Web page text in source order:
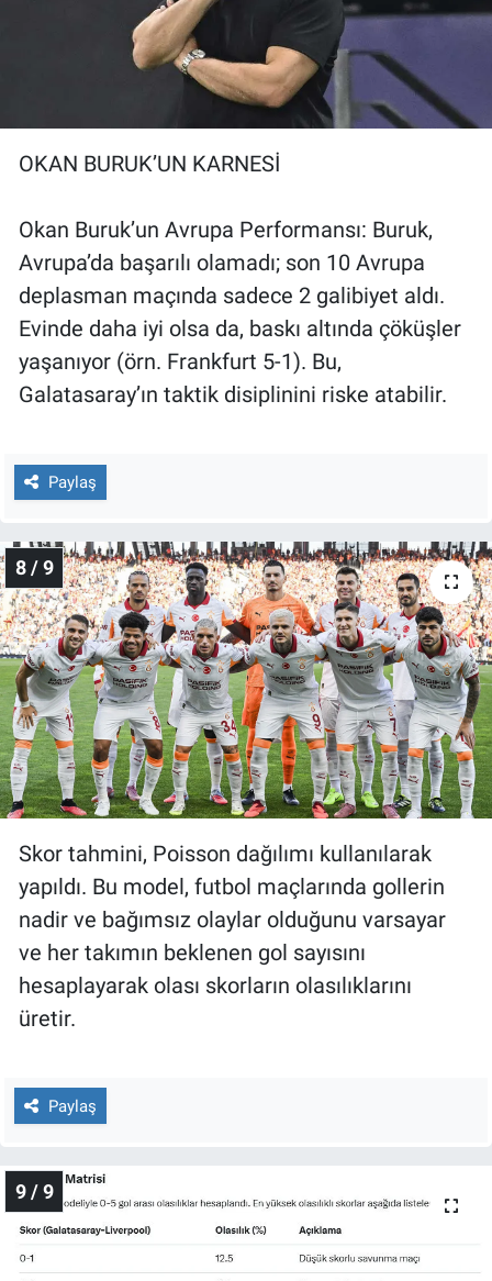
OKAN BURUK’UN KARNESİ
Okan Buruk’un Avrupa Performansı: Buruk,
Avrupa’da başarılı olamadı; son 10 Avrupa
deplasman maçında sadece 2 galibiyet aldı.
Evinde daha iyi olsa da, baskı altında çöküşler
yaşanıyor (örn. Frankfurt 5-1). Bu,
Galatasaray’ın taktik disiplinini riske atabilir.
Paylaş
8 / 9
Skor tahmini, Poisson dağılımı kullanılarak
yapıldı. Bu model, futbol maçlarında gollerin
nadir ve bağımsız olaylar olduğunu varsayar
ve her takımın beklenen gol sayısını
hesaplayarak olası skorların olasılıklarını
üretir.
Paylaş
9 / 9